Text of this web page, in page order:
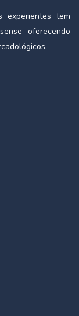
experientes tem
oferecendo